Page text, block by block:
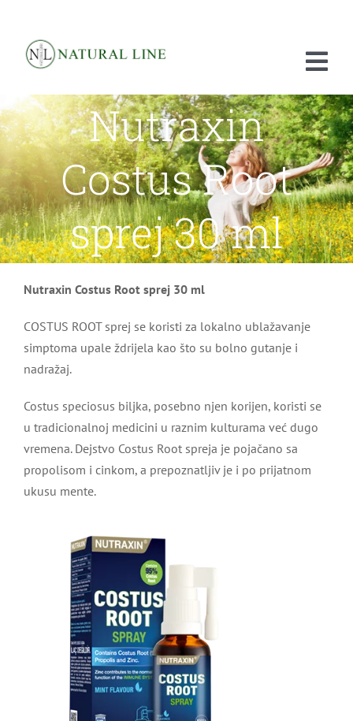
content
POČETNA
O NAMA
PROIZVODI
ISTRAŽIVANJA
KONTAKT
Nutraxin
Costus Root
sprej 30 ml
Nutraxin Costus Root sprej 30 ml
COSTUS ROOT sprej se koristi za lokalno ublažavanje
simptoma upale ždrijela kao što su bolno gutanje i
nadražaj.
Costus speciosus biljka, posebno njen korijen, koristi se
u tradicionalnoj medicini u raznim kulturama već dugo
vremena. Dejstvo Costus Root spreja je pojačano sa
propolisom i cinkom, a prepoznatljiv je i po prijatnom
ukusu mente.